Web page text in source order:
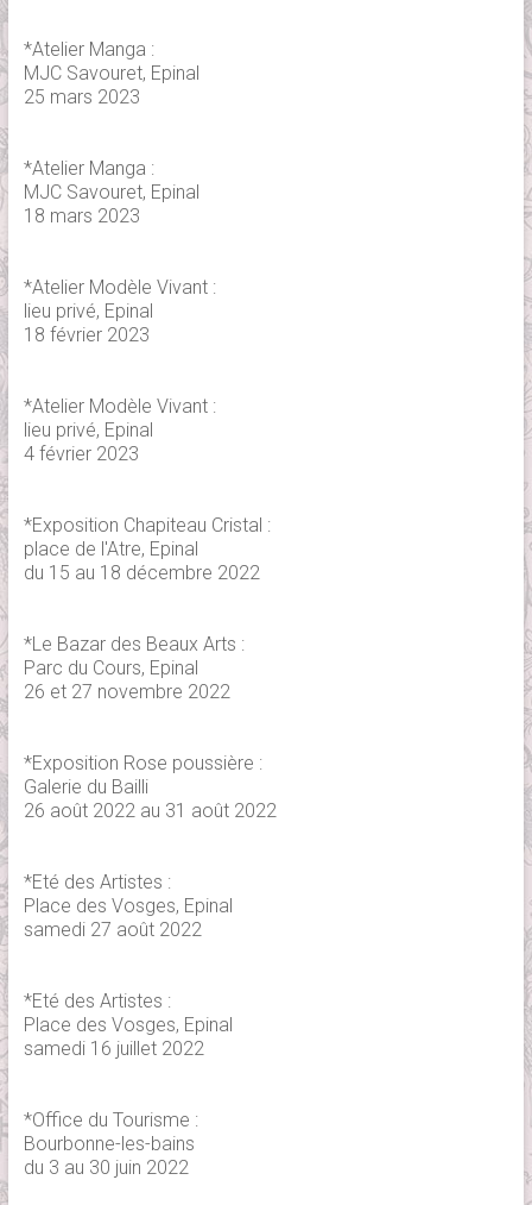
*Atelier Manga :
MJC Savouret, Epinal
25 mars 2023
*Atelier Manga :
MJC Savouret, Epinal
18 mars 2023
*Atelier Modèle Vivant :
lieu privé, Epinal
18 février 2023
*Atelier Modèle Vivant :
lieu privé, Epinal
4 février 2023
*Exposition Chapiteau Cristal :
place de l'Atre, Epinal
du 15 au 18 décembre 2022
*Le Bazar des Beaux Arts :
Parc du Cours, Epinal
26 et 27 novembre 2022
*Exposition Rose poussière :
Galerie du Bailli
26 août 2022 au 31 août 2022
*Eté des Artistes :
Place des Vosges, Epinal
samedi 27 août 2022
*Eté des Artistes :
Place des Vosges, Epinal
samedi 16 juillet 2022
*Office du Tourisme :
Bourbonne-les-bains
du 3 au 30 juin 2022